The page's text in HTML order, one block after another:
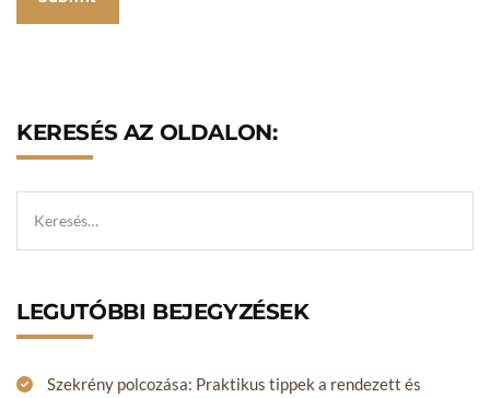
KERESÉS AZ OLDALON:
LEGUTÓBBI BEJEGYZÉSEK
Szekrény polcozása: Praktikus tippek a rendezett és